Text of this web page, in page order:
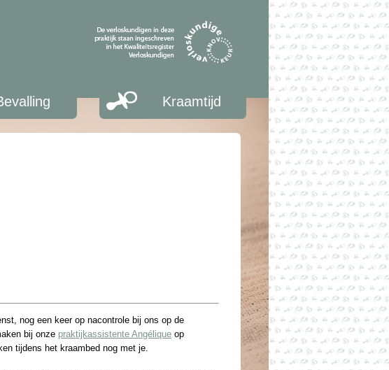
Kraamtijd
nog een keer op nacontrole bij ons op de
bij onze praktijkassistente Angélique op
tijdens het kraambed nog met je.